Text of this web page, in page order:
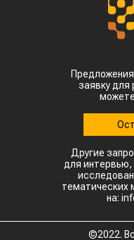
заявку
Другие
для
тематических
на:
©2022.